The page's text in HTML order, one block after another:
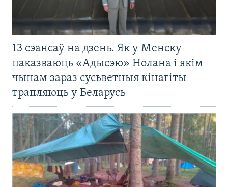
13 сэансаў на дзень. Як у Менску
паказваюць «Адысэю» Нолана і якім
чынам зараз сусьветныя кінагіты
трапляюць у Беларусь